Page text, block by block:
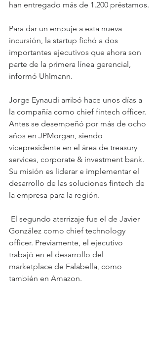
han entregado más de 1.200 préstamos.
Para dar un empuje a esta nueva
incursión, la startup fichó a dos
importantes ejecutivos que ahora son
parte de la primera línea gerencial,
informó Uhlmann.
Jorge Eynaudi arribó hace unos días a
la compañía como chief fintech officer.
Antes se desempeñó por más de ocho
años en JPMorgan, siendo
vicepresidente en el área de treasury
services, corporate & investment bank.
Su misión es liderar e implementar el
desarrollo de las soluciones fintech de
la empresa para la región.
González como chief technology
officer. Previamente, el ejecutivo
trabajó en el desarrollo del
marketplace de Falabella, como
también en Amazon.